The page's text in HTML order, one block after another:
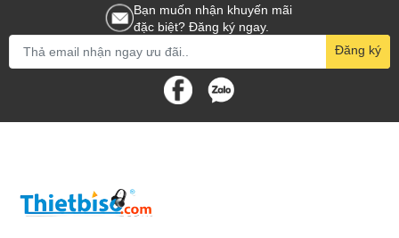
Bạn muốn nhận khuyến mãi
đặc biệt? Đăng ký ngay.
Đăng ký